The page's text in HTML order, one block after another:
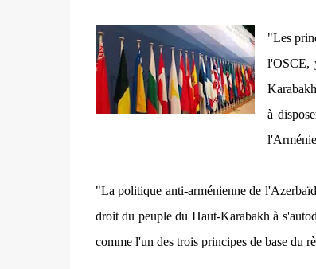
"Les
l'OSCE,
à
"La politique anti-arménienne de
droit du peuple du Haut-Karabakh à
comme l'un des trois principes de base du